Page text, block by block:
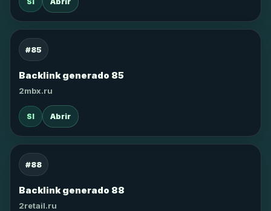
#85
Backlink generado 85
2mbx.ru
SI Abrir
#88
Backlink generado 88
2retail.ru